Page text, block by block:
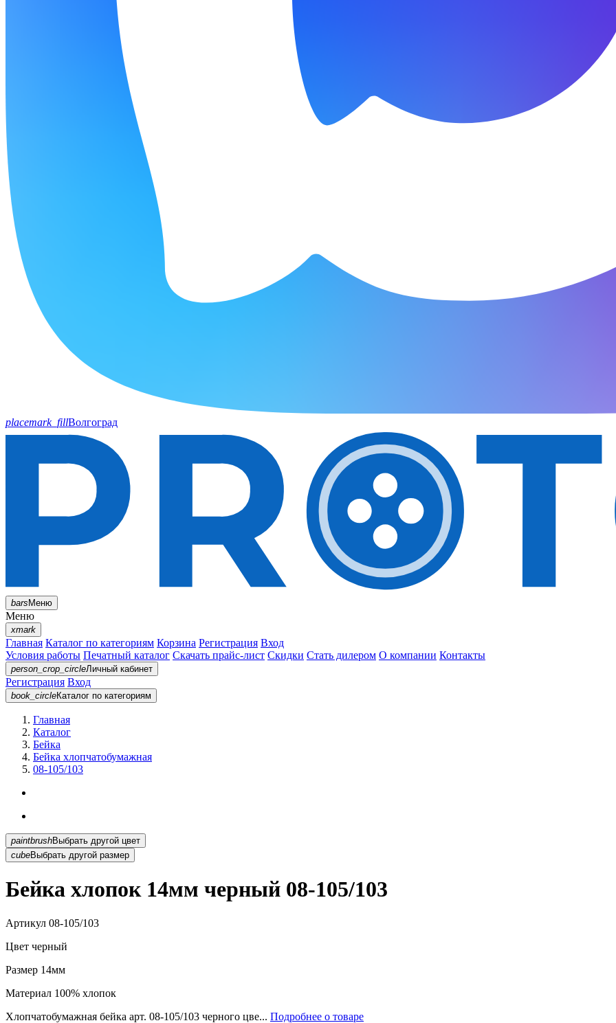
placemark_fillВолгоград
barsМеню
Меню
xmark
Главная Каталог по категориям Корзина Регистрация Вход
Условия работы Печатный каталог Скачать прайс-лист Скидки Стать дилером О компании Контакты
person_crop_circleЛичный кабинет
Регистрация Вход
book_circleКаталог по категориям
Главная
Каталог
Бейка
Бейка хлопчатобумажная
08-105/103
paintbrush
Выбрать другой цвет
cubeВыбрать другой размер
Бейка хлопок 14мм черный 08-105/103
Артикул 08-105/103
Цвет черный
Размер 14мм
Материал 100% хлопок
Хлопчатобумажная бейка арт. 08-105/103 черного цве... Подробнее о товаре